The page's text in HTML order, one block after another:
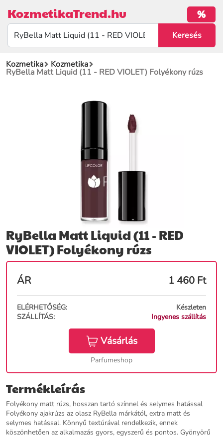
KozmetikaTrend.hu %
Kozmetika Kozmetika
RyBella Matt Liquid (11 - RED VIOLET) Folyékony rúzs
RyBella Matt Liquid (11 - RED
VIOLET) Folyékony rúzs
ÁR 1 460 Ft
ELÉRHETŐSÉG:
Készleten
SZÁLLÍTÁS:
Ingyenes szállítás
Vásárlás
Parfumeshop
Termékleírás
Folyékony matt rúzs, hosszan tartó színnel és selymes hatással
Folyékony ajakrúzs az olasz RyBella márkától, extra matt és
selymes hatással. Könnyű textúrával rendelkezik, ennek
köszönhetően az alkalmazás gyors, egyszerű és pontos. Gyönyörű